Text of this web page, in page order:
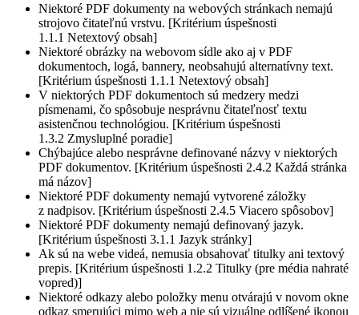
Niektoré PDF dokumenty na webových stránkach nemajú
strojovo čitateľnú vrstvu. [Kritérium úspešnosti
1.1.1 Netextový obsah]
Niektoré obrázky na webovom sídle ako aj v PDF
dokumentoch, logá, bannery, neobsahujú alternatívny text.
[Kritérium úspešnosti 1.1.1 Netextový obsah]
V niektorých PDF dokumentoch sú medzery medzi
písmenami, čo spôsobuje nesprávnu čitateľnosť textu
asistenčnou technológiou. [Kritérium úspešnosti
1.3.2 Zmysluplné poradie]
Chýbajúce alebo nesprávne definované názvy v niektorých
PDF dokumentov. [Kritérium úspešnosti 2.4.2 Každá stránka
má názov]
Niektoré PDF dokumenty nemajú vytvorené záložky
z nadpisov. [Kritérium úspešnosti 2.4.5 Viacero spôsobov]
Niektoré PDF dokumenty nemajú definovaný jazyk.
[Kritérium úspešnosti 3.1.1 Jazyk stránky]
Ak sú na webe videá, nemusia obsahovať titulky ani textový
prepis. [Kritérium úspešnosti 1.2.2 Titulky (pre média nahraté
vopred)]
Niektoré odkazy alebo položky menu otvárajú v novom okne
odkaz smerujúci mimo web a nie sú vizuálne odlíšené ikonou